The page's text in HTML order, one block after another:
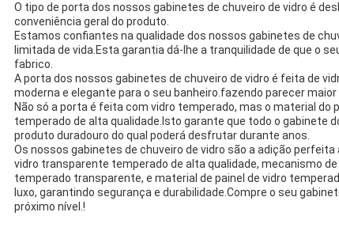
O tipo de porta dos nossos gabinetes de chuveiro de vidro é
conveniência geral do produto.
Estamos confiantes na qualidade dos nossos gabinetes de
limitada de vida.Esta garantia dá-lhe a tranquilidade de que o
fabrico.
A porta dos nossos gabinetes de chuveiro de vidro é feita de
moderna e elegante para o seu banheiro.fazendo parecer maior
Não só a porta é feita com vidro temperado, mas o material
temperado de alta qualidade.Isto garante que todo o gabinete
produto duradouro do qual poderá desfrutar durante anos.
Os nossos gabinetes de chuveiro de vidro são a adição
vidro transparente temperado de alta qualidade, mecanismo
temperado transparente, e material de painel de vidro
luxo, garantindo segurança e durabilidade.Compre o seu
próximo nível.!